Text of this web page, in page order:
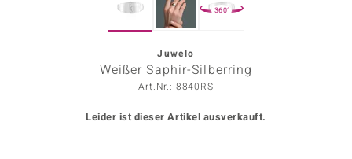
360°
Juwelo
Weißer Saphir-Silberring
Art.Nr.: 8840RS
Leider ist dieser Artikel ausverkauft.